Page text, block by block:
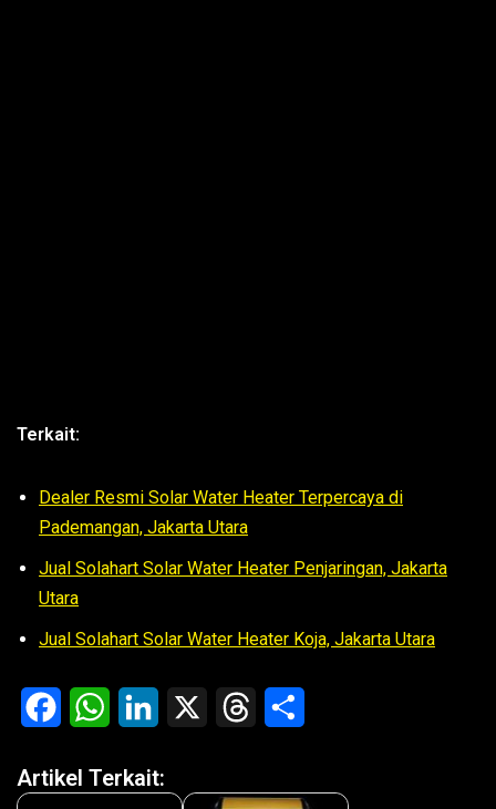
Terkait:
Dealer Resmi Solar Water Heater Terpercaya di
Pademangan, Jakarta Utara
Jual Solahart Solar Water Heater Penjaringan, Jakarta
Utara
Jual Solahart Solar Water Heater Koja, Jakarta Utara
c
a
n
Artikel Terkait: